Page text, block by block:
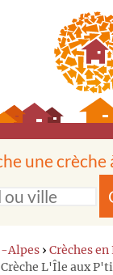
une crèche
Alpes › Crèches
L'Île aux